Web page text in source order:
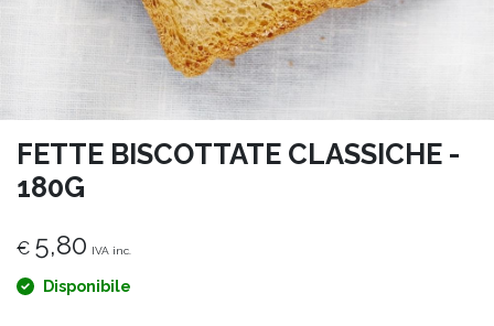
FETTE BISCOTTATE CLASSICHE -
180G
€ 5,80 IVA inc.
Disponibile